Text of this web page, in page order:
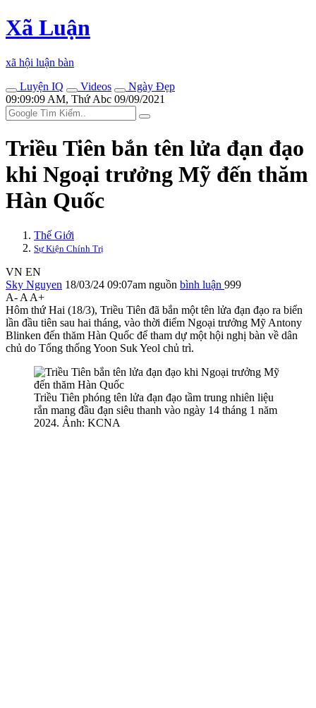
Xã Luận
xã hội luận bàn
Luyện IQ
Videos
Ngày Đẹp
09:09:09 AM, Thứ Abc 09/09/2021
Triều Tiên bắn tên lửa đạn đạo
khi Ngoại trưởng Mỹ đến thăm
Hàn Quốc
Thế Giới
Sự Kiện Chính Trị
VN EN
Sky Nguyen 18/03/24 09:07am nguồn bình luận 999
A- A A+
Hôm thứ Hai (18/3), Triều Tiên đã bắn một tên lửa đạn đạo ra biển
lần đầu tiên sau hai tháng, vào thời điểm Ngoại trưởng Mỹ Antony
Blinken đến thăm Hàn Quốc để tham dự một hội nghị bàn về dân
chủ do Tổng thống Yoon Suk Yeol chủ trì.
Triều Tiên phóng tên lửa đạn đạo tầm trung nhiên liệu
rắn mang đầu đạn siêu thanh vào ngày 14 tháng 1 năm
2024. Ảnh: KCNA